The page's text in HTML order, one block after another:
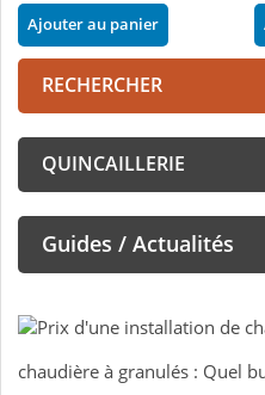
Ajouter au panier
RECHERCHER
QUINCAILLERIE
Guides / Actualités
chaudière à granulés : Quel